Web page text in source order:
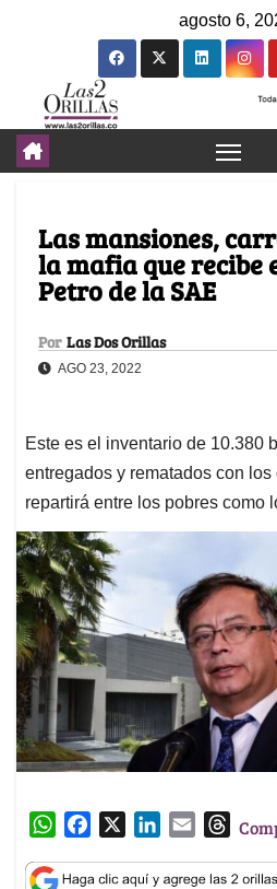
agosto 6,
Las mansiones,
la mafia que recibe
Petro de la SAE
Por Las Dos Orillas
AGO 23, 2022
Este es el inventario de 10.380
entregados y rematados con
repartirá entre los pobres como
W
a
c
n
a
T
r